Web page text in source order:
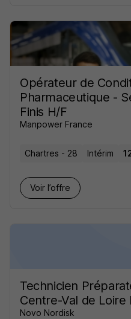
Opérateur de
Pharmaceutique -
Finis H/F
Manpower France
Chartres - 28 Intérim
Voir l’offre
Technicien
Centre-Val de Loire
Novo Nordisk